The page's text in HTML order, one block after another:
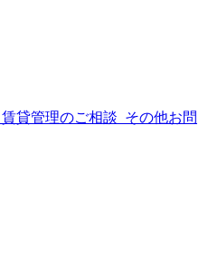
賃貸管理のご相談 その他お問